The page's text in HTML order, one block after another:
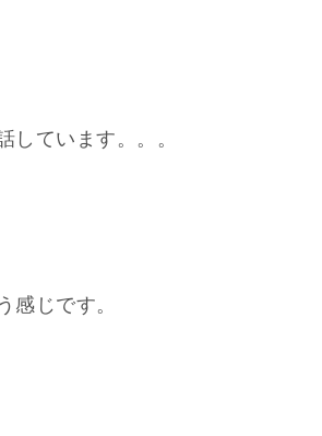
しています。。。
感じです。